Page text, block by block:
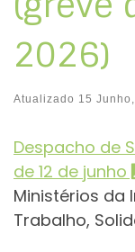
2026)
Atualizado 15
Despacho de
de 12 de junho
Ministérios da
Trabalho,